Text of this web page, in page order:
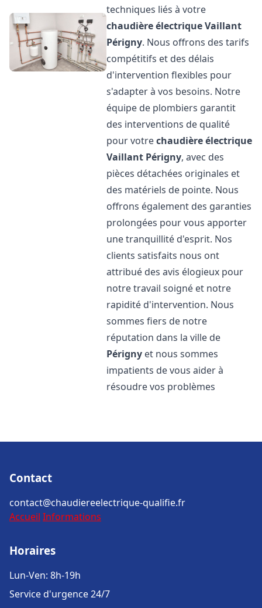
techniques liés à votre
chaudière électrique Vaillant
Périgny. Nous offrons des tarifs
compétitifs et des délais
d'intervention flexibles pour
s'adapter à vos besoins. Notre
équipe de plombiers garantit
des interventions de qualité
pour votrechaudière électrique
Vaillant Périgny, avec des
pièces détachées originales et
des matériels de pointe. Nous
offrons également des garanties
prolongées pour vous apporter
une tranquillité d'esprit. Nos
clients satisfaits nous ont
attribué des avis élogieux pour
notre travail soigné et notre
rapidité d'intervention. Nous
sommes fiers de notre
réputation dans la ville de
Périgny et nous sommes
impatients de vous aider à
résoudre vos problèmes
Contact
contact@chaudiereelectrique-qualifie.fr
Accueil Informations
Horaires
Lun-Ven: 8h-19h
Service d'urgence 24/7